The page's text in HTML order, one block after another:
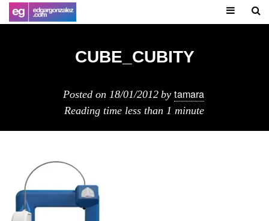
CUBE_CUBITY
Posted on 18/01/2012 by tamara
Reading time less than 1 minute